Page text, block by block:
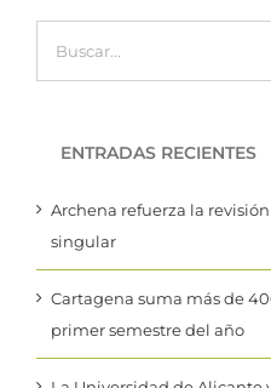
Buscar:
ENTRADAS RECIENTES
Archena refuerza la
singular
Cartagena suma más de
primer semestre del año